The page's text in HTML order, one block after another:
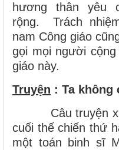
hương thân yêu
rộng. Trách
nam Công giáo
gọi mọi người
giáo này.
Truyện : Ta không
Câu truyện xẩy
cuối thế chiến thứ
một toán binh sĩ